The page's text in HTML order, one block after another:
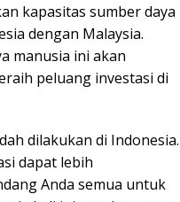
kapasitas sumber daya
dengan Malaysia.
manusia ini akan
peluang investasi di
dilakukan di Indonesia.
dapat lebih
Anda semua untuk